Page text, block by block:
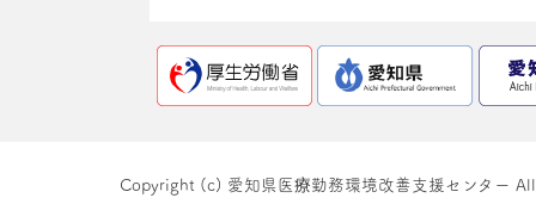
Copyright (c) 愛知県医療勤務環境改善支援センター